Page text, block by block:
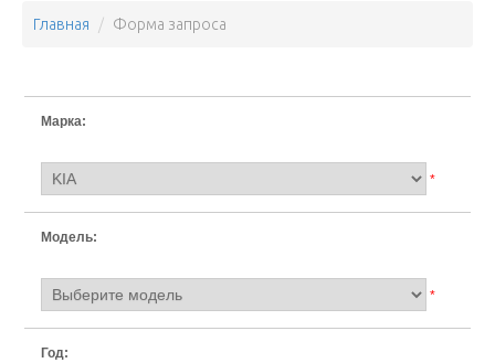
Главная Форма запроса
Марка:
*
Модель:
*
Год: